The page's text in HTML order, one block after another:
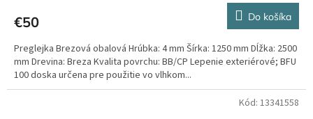
€50 Do košíka
Preglejka Brezová obalová Hrúbka: 4 mm Šírka: 1250 mm Dĺžka: 2500
mm Drevina: Breza Kvalita povrchu: BB/CP Lepenie exteriérové; BFU
100 doska určena pre použitie vo vlhkom...
Kód: 13341558